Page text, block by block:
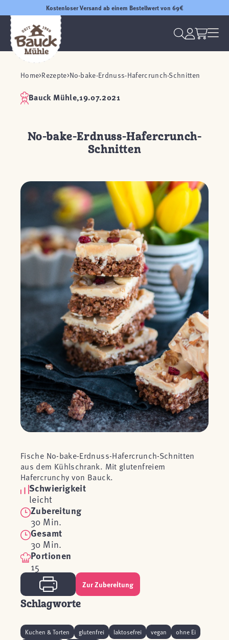
Kostenloser Versand ab einem Bestellwert von 69€
Home Rezepte No-bake-Erdnuss-Hafercrunch-Schnitten
Bauck Mühle,19.07.2021
No-bake-Erdnuss-Hafercrunch-
Schnitten
Fische No-bake-Erdnuss-Hafercrunch-Schnitten
aus dem Kühlschrank. Mit glutenfreiem
Hafercrunchy von Bauck.
Schwierigkeit
leicht
Zubereitung
30 Min.
Gesamt
30 Min.
Portionen
15
Zur Zubereitung
Schlagworte
Kuchen & Torten glutenfrei laktosefrei vegan
ohne Ei